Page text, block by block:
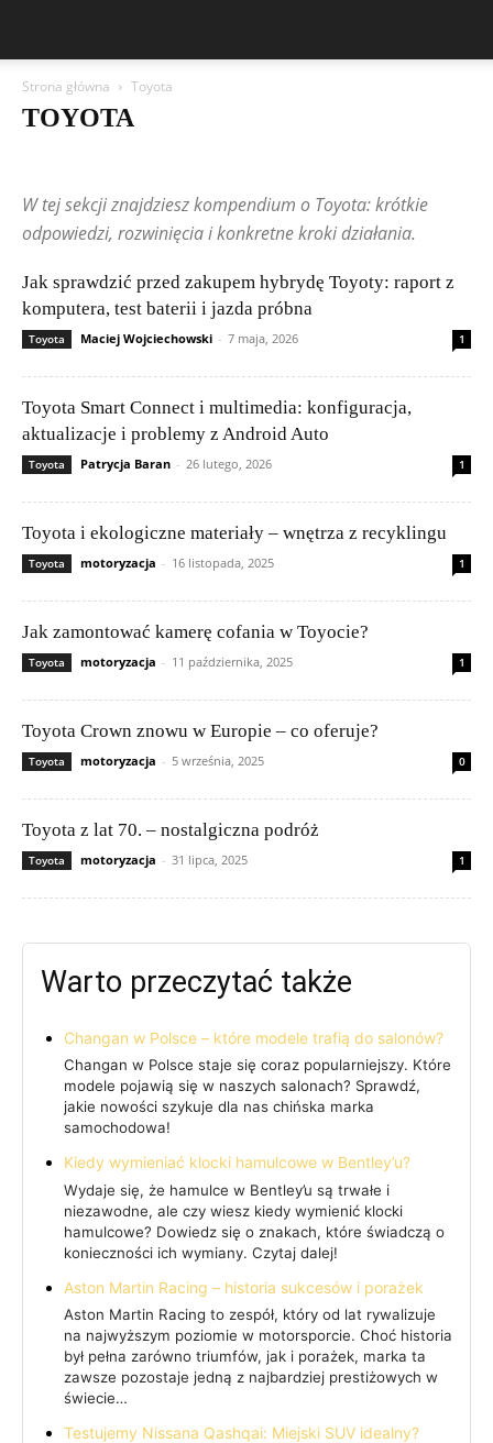
Strona główna Toyota
TOYOTA
Honda
Hyundai Jeep Kia Lamborghini Lexus
Maserati
Mazda
Mercedes-Benz Mitsubishi Nissan
Peugeot
Porsche
Subaru
Suzuki Tesla Volkswagen (VW)
W tej sekcji znajdziesz kompendium o Toyota: krótkie
odpowiedzi, rozwinięcia i konkretne kroki działania.
Jak sprawdzić przed zakupem hybrydę Toyoty: raport z
komputera, test baterii i jazda próbna
Toyota Maciej Wojciechowski - 7 maja, 2026 1
Toyota Smart Connect i multimedia: konfiguracja,
aktualizacje i problemy z Android Auto
Toyota Patrycja Baran - 26 lutego, 2026 1
Toyota i ekologiczne materiały – wnętrza z recyklingu
Toyota motoryzacja - 16 listopada, 2025 1
Jak zamontować kamerę cofania w Toyocie?
Toyota motoryzacja - 11 października, 2025 1
Toyota Crown znowu w Europie – co oferuje?
Toyota motoryzacja - 5 września, 2025 0
Toyota z lat 70. – nostalgiczna podróż
Toyota motoryzacja - 31 lipca, 2025 1
Warto przeczytać także
Changan w Polsce – które modele trafią do salonów?
Changan w Polsce staje się coraz popularniejszy. Które
modele pojawią się w naszych salonach? Sprawdź,
jakie nowości szykuje dla nas chińska marka
samochodowa!
Kiedy wymieniać klocki hamulcowe w Bentley’u?
Wydaje się, że hamulce w Bentley’u są trwałe i
niezawodne, ale czy wiesz kiedy wymienić klocki
hamulcowe? Dowiedz się o znakach, które świadczą o
konieczności ich wymiany. Czytaj dalej!
Aston Martin Racing – historia sukcesów i porażek
Aston Martin Racing to zespół, który od lat rywalizuje
na najwyższym poziomie w motorsporcie. Choć historia
był pełna zarówno triumfów, jak i porażek, marka ta
zawsze pozostaje jedną z najbardziej prestiżowych w
świecie…
Testujemy Nissana Qashqai: Miejski SUV idealny?